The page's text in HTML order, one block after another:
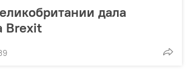
дала
Brexit